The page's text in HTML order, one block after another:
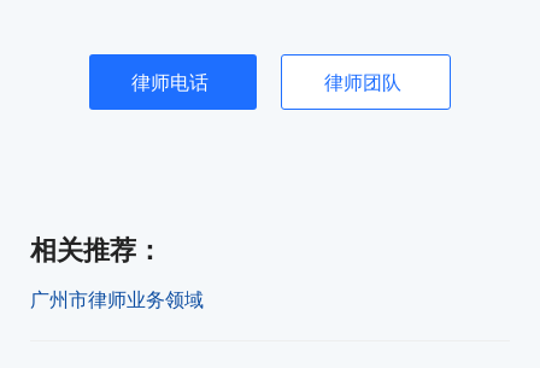
律师电话 律师团队
相关推荐 ：
广州市律师业务领域